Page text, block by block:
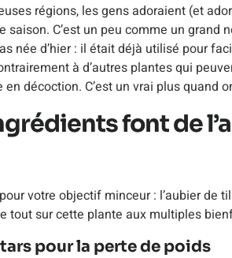
régions, les gens adoraient (et
saison. C’est un peu comme un grand
née d’hier : il était déjà utilisé pour
à d’autres plantes qui
en décoction. C’est un vrai plus quand
font de
votre objectif minceur : l’aubier de
tout sur cette plante aux multiples
pour la perte de poids